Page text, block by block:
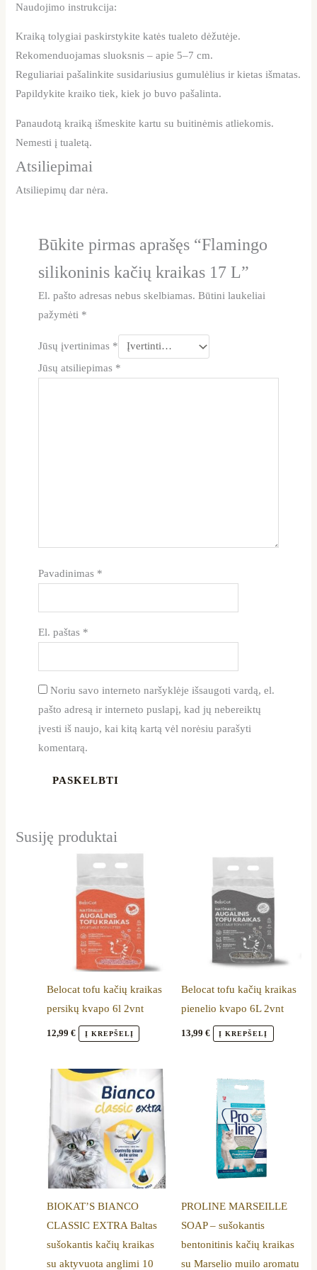
Naudojimo instrukcija:
Kraiką tolygiai paskirstykite katės tualeto dėžutėje.
Rekomenduojamas sluoksnis – apie 5–7 cm.
Reguliariai pašalinkite susidariusius gumulėlius ir kietas išmatas.
Papildykite kraiko tiek, kiek jo buvo pašalinta.
Panaudotą kraiką išmeskite kartu su buitinėmis atliekomis.
Nemesti į tualetą.
Atsiliepimai
Atsiliepimų dar nėra.
Būkite pirmas aprašęs “Flamingo
silikoninis kačių kraikas 17 L”
El. pašto adresas nebus skelbiamas. Būtini laukeliai
pažymėti *
Jūsų įvertinimas *
Jūsų atsiliepimas *
Pavadinimas *
El. paštas *
Noriu savo interneto naršyklėje išsaugoti vardą, el.
pašto adresą ir interneto puslapį, kad jų nebereiktų
įvesti iš naujo, kai kitą kartą vėl norėsiu parašyti
komentarą.
Susiję produktai
Belocat tofu kačių kraikas
persikų kvapo 6l 2vnt
12,99€ Į KREPŠELĮ
Belocat tofu kačių kraikas
pienelio kvapo 6L 2vnt
13,99 € Į KREPŠELĮ
BIOKAT’S BIANCO
CLASSIC EXTRA Baltas
sušokantis kačių kraikas
su aktyvuota anglimi 10
PROLINE MARSEILLE
SOAP – sušokantis
bentonitinis kačių kraikas
su Marselio muilo aromatu
range:
21,69 €
through
36,49 €
This
has
multiple
variants.
The
may
be
chosen